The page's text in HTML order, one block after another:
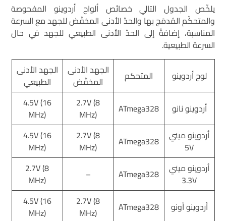
يلخّص الجدول التالي خصائص ألواح أردوينو المفحوصة
والمتحكّم المُدمَج بها والحدّ الأدنى المخفّض للجهد مع السرعة
المناسبة، إضافةً إلى الحدّ الأدنى الطبيعي للجهد في حال
السرعة الطبيعية.
لوح أردوينو المتحكم
الجهد الأدنى
المخفّض
الجهد الأدنى
الطبيعي
أردوينو نانو
ATmega328
2.7V (8
MHz)
4.5V (16
MHz)
أردوينو ميني
5V
ATmega328
2.7V (8
MHz)
4.5V (16
MHz)
أردوينو ميني
3.3V
ATmega328
–
2.7V (8
MHz)
أردوينو أونو
ATmega328
2.7V (8
MHz)
4.5V (16
MHz)